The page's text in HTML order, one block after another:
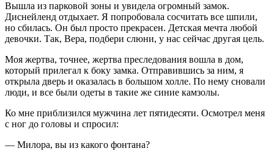
Вышла из парковой зоны и увидела огромный замок.
Диснейленд отдыхает. Я попробовала сосчитать все шпили,
но сбилась. Он был просто прекрасен. Детская мечта любой
девочки. Так, Вера, подбери слюни, у нас сейчас другая цель.
Моя жертва, точнее, жертва преследования вошла в дом,
который прилегал к боку замка. Отправившись за ним, я
открыла дверь и оказалась в большом холле. По нему сновали
люди, и все были одеты в такие же синие камзолы.
Ко мне приблизился мужчина лет пятидесяти. Осмотрел меня
с ног до головы и спросил:
— Милора, вы из какого фонтана?